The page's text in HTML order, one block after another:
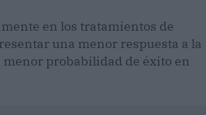
en los tratamientos de
una menor respuesta a la
probabilidad de éxito en